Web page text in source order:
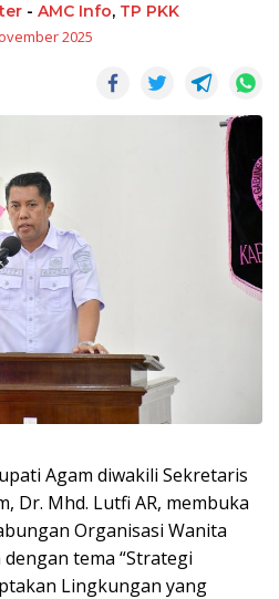
- AMC Info, TP PKK
2025
Agam diwakili Sekretaris
Dr. Mhd. Lutfi AR, membuka
Organisasi Wanita
tema “Strategi
Lingkungan yang